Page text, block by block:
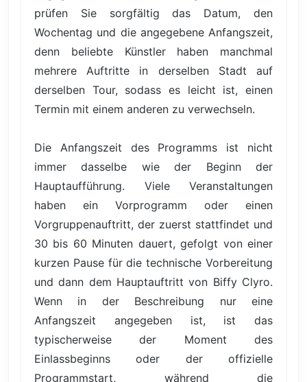
prüfen Sie sorgfältig das Datum, den
Wochentag und die angegebene Anfangszeit,
denn beliebte Künstler haben manchmal
mehrere Auftritte in derselben Stadt auf
derselben Tour, sodass es leicht ist, einen
Termin mit einem anderen zu verwechseln.
Die Anfangszeit des Programms ist nicht
immer dasselbe wie der Beginn der
Hauptaufführung. Viele Veranstaltungen
haben ein Vorprogramm oder einen
Vorgruppenauftritt, der zuerst stattfindet und
30 bis 60 Minuten dauert, gefolgt von einer
kurzen Pause für die technische Vorbereitung
und dann dem Hauptauftritt von Biffy Clyro.
Wenn in der Beschreibung nur eine
Anfangszeit angegeben ist, ist das
typischerweise der Moment des
Einlassbeginns oder der offizielle
Programmstart, während die